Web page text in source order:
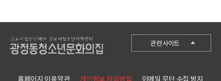
관련사이트
군포시청
군포시청소년수련관
홈페이지 이용약관 개인정보 처리방침 이메일 무단 수집 방지